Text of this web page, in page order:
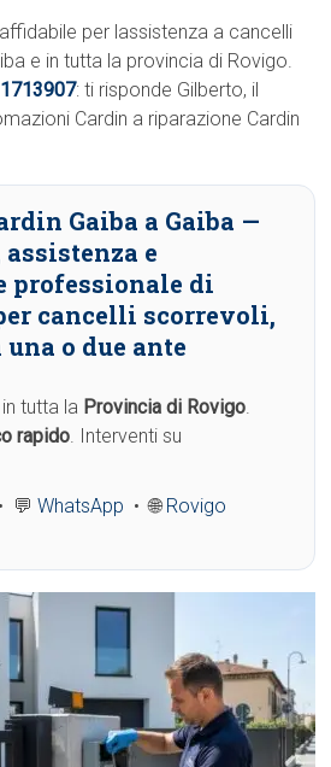
per lassistenza a cancelli
e in tutta la provincia di Rovigo.
: ti risponde Gilberto, il
Cardin a riparazione Cardin
Gaiba a Gaiba —
e
professionale di
cancelli scorrevoli,
o due ante
tutta la Provincia di Rovigo.
rapido. Interventi su
💬WhatsApp • 🌐 Rovigo